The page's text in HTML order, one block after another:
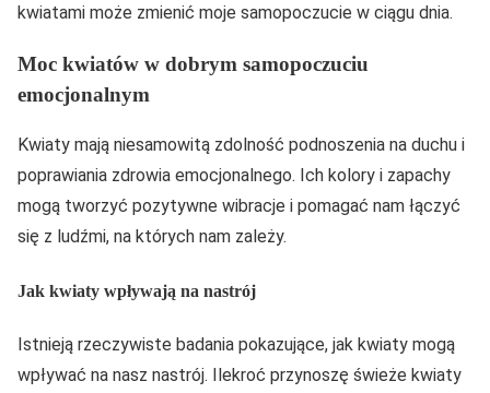
kwiatami może zmienić moje samopoczucie w ciągu dnia.
Moc kwiatów w dobrym samopoczuciu
emocjonalnym
Kwiaty mają niesamowitą zdolność podnoszenia na duchu i
poprawiania zdrowia emocjonalnego. Ich kolory i zapachy
mogą tworzyć pozytywne wibracje i pomagać nam łączyć
się z ludźmi, na których nam zależy.
Jak kwiaty wpływają na nastrój
Istnieją rzeczywiste badania pokazujące, jak kwiaty mogą
wpływać na nasz nastrój. Ilekroć przynoszę świeże kwiaty